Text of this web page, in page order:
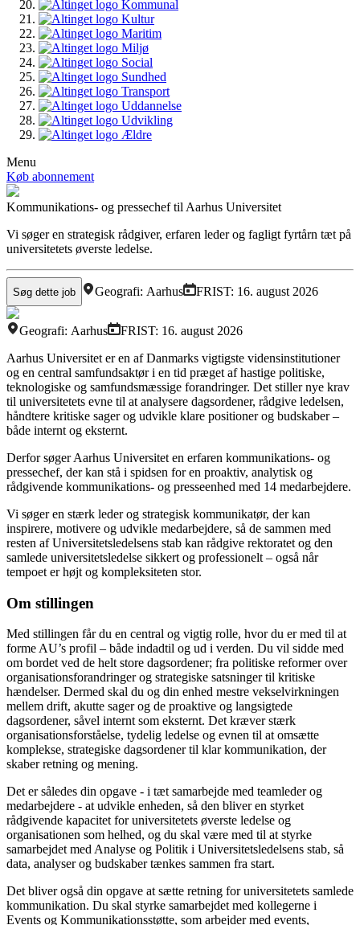
Kommunal
Kultur
Maritim
Miljø
Social
Sundhed
Transport
Uddannelse
Udvikling
Ældre
Menu
Køb abonnement
Kommunikations- og pressechef til Aarhus Universitet
Vi søger en strategisk rådgiver, erfaren leder og fagligt fyrtårn tæt på
universitetets øverste ledelse.
Søg dette job Geografi: Aarhus FRIST: 16. august 2026
Geografi: Aarhus FRIST: 16. august 2026
Aarhus Universitet er en af Danmarks vigtigste vidensinstitutioner
og en central samfundsaktør i en tid præget af hastige politiske,
teknologiske og samfundsmæssige forandringer. Det stiller nye krav
til universitetets evne til at analysere dagsordener, rådgive ledelsen,
håndtere kritiske sager og udvikle klare positioner og budskaber –
både internt og eksternt.
Derfor søger Aarhus Universitet en erfaren kommunikations- og
pressechef, der kan stå i spidsen for en proaktiv, analytisk og
rådgivende kommunikations- og presseenhed med 14 medarbejdere.
Vi søger en stærk leder og strategisk kommunikatør, der kan
inspirere, motivere og udvikle medarbejdere, så de sammen med
resten af Universitetsledelsens stab kan rådgive rektoratet og den
samlede universitetsledelse sikkert og professionelt – også når
tempoet er højt og kompleksiteten stor.
Om stillingen
Med stillingen får du en central og vigtig rolle, hvor du er med til at
forme AU’s profil – både indadtil og ud i verden. Du vil sidde med
om bordet ved de helt store dagsordener; fra politiske reformer over
organisationsforandringer og strategiske satsninger til kritiske
hændelser. Dermed skal du og din enhed mestre vekselvirkningen
mellem drift, akutte sager og de proaktive og langsigtede
dagsordener, såvel internt som eksternt. Det kræver stærk
organisationsforståelse, tydelig ledelse og evnen til at omsætte
komplekse, strategiske dagsordener til klar kommunikation, der
skaber retning og mening.
Det er således din opgave - i tæt samarbejde med teamleder og
medarbejdere - at udvikle enheden, så den bliver en styrket
rådgivende kapacitet for universitetets øverste ledelse og
organisationen som helhed, og du skal være med til at styrke
samarbejdet med Analyse og Politik i Universitetsledelsens stab, så
data, analyser og budskaber tænkes sammen fra start.
Det bliver også din opgave at sætte retning for universitetets samlede
kommunikation. Du skal styrke samarbejdet med kollegerne i
Events og Kommunikationsstøtte, som arbejder med events,